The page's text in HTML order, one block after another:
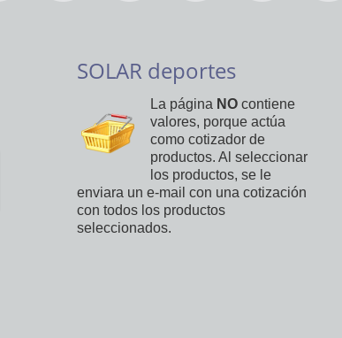
SOLAR deportes
La página NO contiene
valores, porque actúa
como cotizador de
productos. Al seleccionar
los productos, se le
enviara un e-mail con una cotización
con todos los productos
seleccionados.